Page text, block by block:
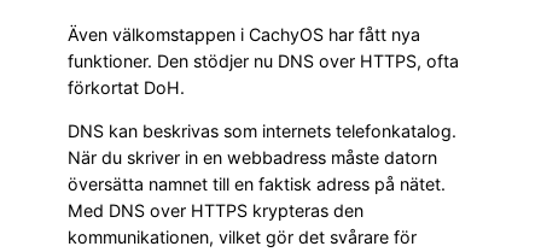
Även välkomstappen i CachyOS har fått nya
funktioner. Den stödjer nu DNS over HTTPS, ofta
förkortat DoH.
DNS kan beskrivas som internets telefonkatalog.
När du skriver in en webbadress måste datorn
översätta namnet till en faktisk adress på nätet.
Med DNS over HTTPS krypteras den
kommunikationen, vilket gör det svårare för